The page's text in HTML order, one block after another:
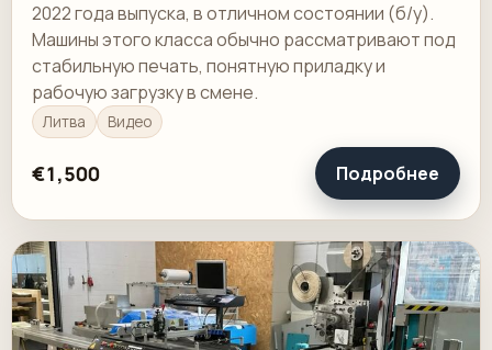
2022 года выпуска, в отличном состоянии (б/у).
Машины этого класса обычно рассматривают под
стабильную печать, понятную приладку и
рабочую загрузку в смене.
Литва Видео
€1,500 Подробнее